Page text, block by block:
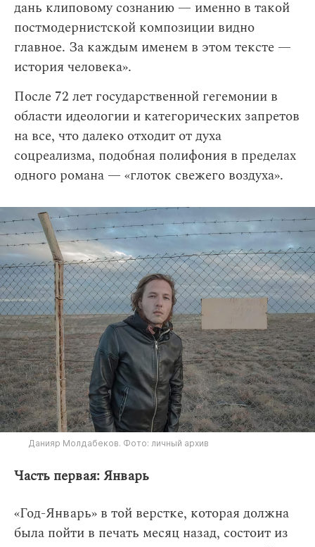
дань клиповому сознанию — именно в такой
постмодернистской композиции видно
главное. За каждым именем в этом тексте —
история человека».
После 72 лет государственной гегемонии в
области идеологии и категорических запретов
на все, что далеко отходит от духа
соцреализма, подобная полифония в пределах
одного романа — «глоток свежего воздуха».
Данияр Молдабеков. Фото: личный архив
Часть первая: Январь
«Год-Январь» в той верстке, которая должна
была пойти в печать месяц назад, состоит из